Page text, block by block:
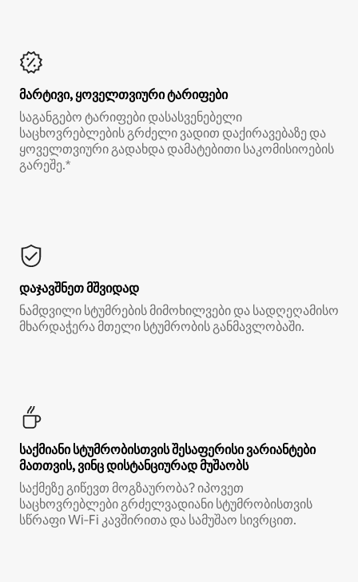
მარტივი, ყოველთვიური ტარიფები
საგანგებო ტარიფები დასასვენებელი
საცხოვრებლების გრძელი ვადით დაქირავებაზე და
ყოველთვიური გადახდა დამატებითი საკომისიოების
გარეშე.*
დაჯავშნეთ მშვიდად
ნამდვილი სტუმრების მიმოხილვები და სადღეღამისო
მხარდაჭერა მთელი სტუმრობის განმავლობაში.
საქმიანი სტუმრობისთვის შესაფერისი ვარიანტები
მათთვის, ვინც დისტანციურად მუშაობს
საქმეზე გიწევთ მოგზაურობა? იპოვეთ
საცხოვრებლები გრძელვადიანი სტუმრობისთვის
სწრაფი Wi‑Fi კავშირითა და სამუშაო სივრცით.